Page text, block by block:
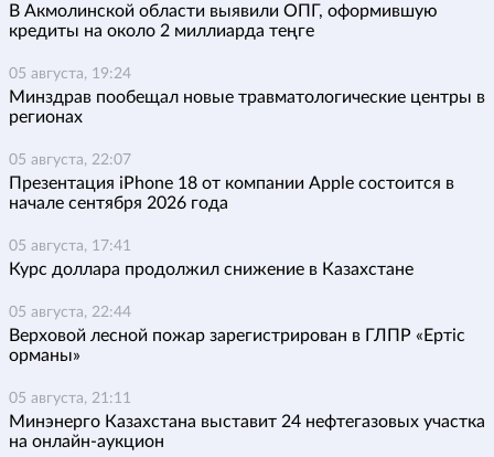
В Акмолинской области выявили ОПГ, оформившую
кредиты на около 2 миллиарда теңге
05 августа, 19:24
Минздрав пообещал новые травматологические центры в
регионах
05 августа, 22:07
Презентация iPhone 18 от компании Apple состоится в
начале сентября 2026 года
05 августа, 17:41
Курс доллара продолжил снижение в Казахстане
05 августа, 22:44
Верховой лесной пожар зарегистрирован в ГЛПР «Ертіс
орманы»
05 августа, 21:11
Минэнерго Казахстана выставит 24 нефтегазовых участка
на онлайн-аукцион